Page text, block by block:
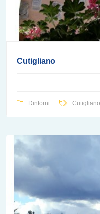
Cutigliano
Dintorni Cutigliano